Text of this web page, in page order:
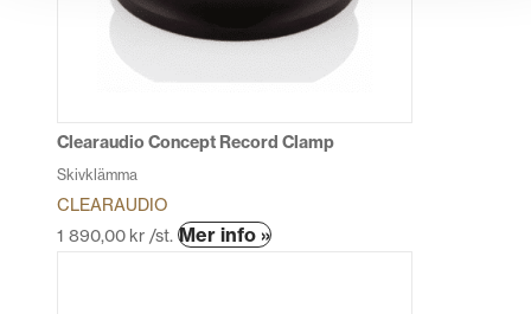
Clearaudio Concept Record Clamp
Skivklämma
CLEARAUDIO
1 890,00 kr /st. Mer info »